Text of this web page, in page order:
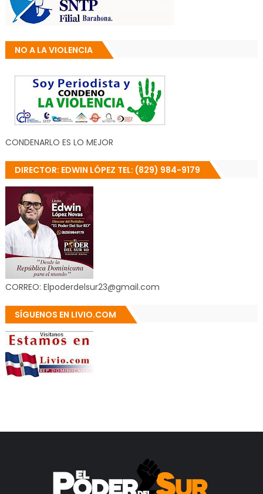
NO A LA VIOLENCIA
CONDENARLO ES LO MEJOR
DIRECTOR: EDWIN LÓPEZ TEL: (829) 984-9179
CORREO: Elpoderdelsur23@gmail.com
SÍGUENOS EN LIVIO.COM